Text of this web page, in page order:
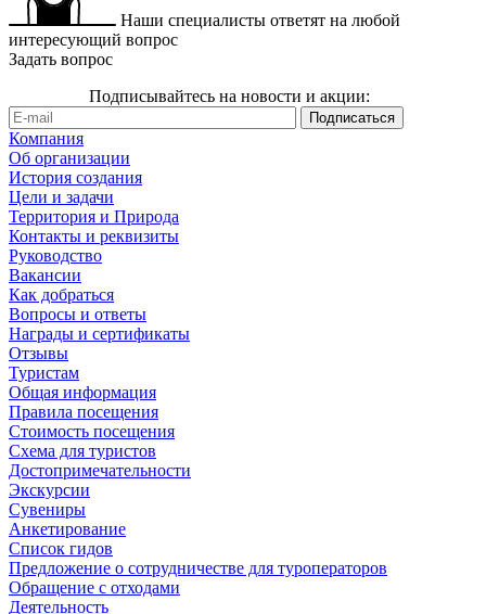
Наши специалисты ответят на любой
интересующий вопрос
Задать вопрос
Подписывайтесь на новости и акции:
Компания
Об организации
История создания
Цели и задачи
Территория и Природа
Контакты и реквизиты
Руководство
Вакансии
Как добраться
Вопросы и ответы
Награды и сертификаты
Отзывы
Туристам
Общая информация
Правила посещения
Стоимость посещения
Схема для туристов
Достопримечательности
Экскурсии
Сувениры
Анкетирование
Список гидов
Предложение о сотрудничестве для туроператоров
Обращение с отходами
Деятельность